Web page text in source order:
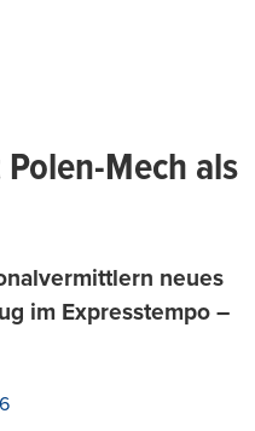
Mech als
neues
im Expresstempo –